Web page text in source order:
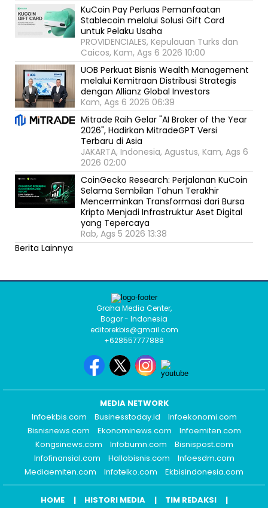
KuCoin Pay Perluas Pemanfaatan
Stablecoin melalui Solusi Gift Card
untuk Pelaku Usaha
PROVIDENCIALES, Kepulauan Turks dan
Caicos, Kam, Ags 6 2026 10:00
UOB Perkuat Bisnis Wealth Management
melalui Kemitraan Distribusi Strategis
dengan Allianz Global Investors
Kam, Ags 6 2026 06:39
Mitrade Raih Gelar "AI Broker of the Year
2026", Hadirkan MitradeGPT Versi
Terbaru di Asia
JAKARTA, Indonesia, Agustus, Kam, Ags 6
2026 02:00
CoinGecko Research: Perjalanan KuCoin
Selama Sembilan Tahun Terakhir
Mencerminkan Transformasi dari Bursa
Kripto Menjadi Infrastruktur Aset Digital
yang Tepercaya
Rab, Ags 5 2026 13:38
Berita Lainnya
Graha Media Center,
Bogor - Indonesia
editorekbis@gmail.com
+628557777888
MEDIA NETWORK
Infoekbis.com
Businesstoday.id
Infoekonomi.com
Bisnisnews.com
Ekonominews.com
Infoemiten.com
Kongsinews.com
Infobumn.com
Bisnispost.com
Infofinansial.com
Hallobisnis.com
Infoesdm.com
Mediaemiten.com
Infotelko.com Ekbisindonesia.com
HOME HISTORI MEDIA TIM REDAKSI